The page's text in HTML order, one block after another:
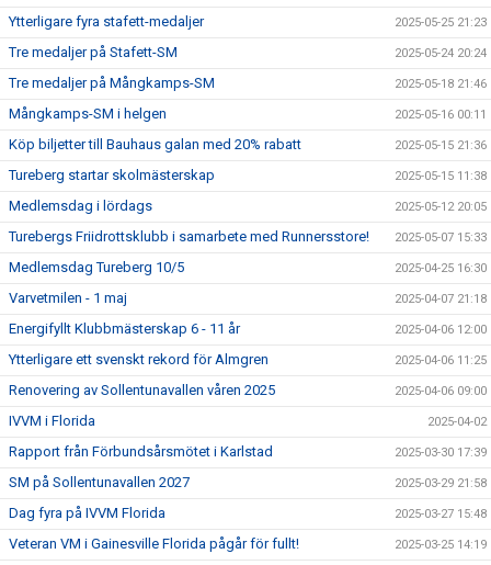
Ytterligare fyra stafett-medaljer 2025-05-25 21:23
Tre medaljer på Stafett-SM 2025-05-24 20:24
Tre medaljer på Mångkamps-SM 2025-05-18 21:46
Mångkamps-SM i helgen 2025-05-16 00:11
Köp biljetter till Bauhaus galan med 20% rabatt 2025-05-15 21:36
Tureberg startar skolmästerskap 2025-05-15 11:38
Medlemsdag i lördags 2025-05-12 20:05
Turebergs Friidrottsklubb i samarbete med Runnersstore! 2025-05-07 15:33
Medlemsdag Tureberg 10/5 2025-04-25 16:30
Varvetmilen - 1 maj 2025-04-07 21:18
Energifyllt Klubbmästerskap 6 - 11 år 2025-04-06 12:00
Ytterligare ett svenskt rekord för Almgren 2025-04-06 11:25
Renovering av Sollentunavallen våren 2025 2025-04-06 09:00
IVVM i Florida 2025-04-02
Rapport från Förbundsårsmötet i Karlstad 2025-03-30 17:39
SM på Sollentunavallen 2027 2025-03-29 21:58
Dag fyra på IVVM Florida 2025-03-27 15:48
Veteran VM i Gainesville Florida pågår för fullt! 2025-03-25 14:19